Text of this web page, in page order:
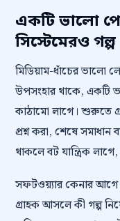
একটি ভালো
সিস্টেমেরও
মিডিয়াম-ধাঁচের ভালো
উপসংহার থাকে, একটি
কাঠামো লাগে। শুরুতে
প্রশ্ন করা, শেষে সমাধান
থাকলে বট যান্ত্রিক
সফটওয়্যার কেনার
গ্রাহক আসলে কী গল্প